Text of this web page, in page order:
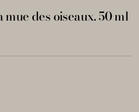
des oiseaux. 50 ml